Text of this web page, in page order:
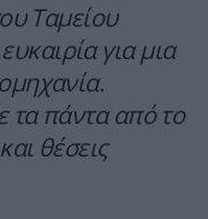
Ταμείου
για μια
τα πάντα από το
θέσεις